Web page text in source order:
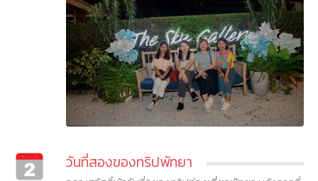
วันที่สองของทริปพัทยา